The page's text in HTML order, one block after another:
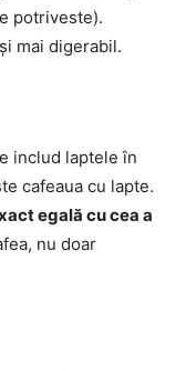
potriveste).
mai digerabil.
includ laptele în
cafeaua cu lapte.
egală cu cea a
nu doar